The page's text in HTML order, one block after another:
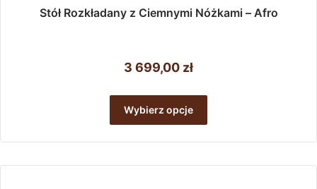
Stół Rozkładany z Ciemnymi Nóżkami – Afro
3 699,00 zł
Wybierz opcje
ma
Opcje